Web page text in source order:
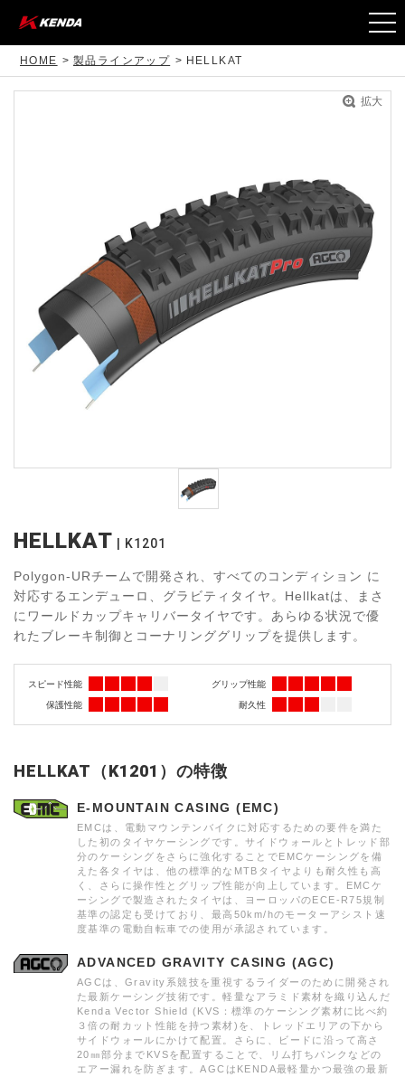
HOME 製品ラインアップ HELLKAT
拡大
HELLKAT K1201
Polygon-URチームで開発され、すべてのコンディション に
対応するエンデューロ、グラビティタイヤ。Hellkatは、まさ
にワールドカップキャリバータイヤです。あらゆる状況で優
れたブレーキ制御とコーナリンググリップを提供します。
スピード性能 グリップ性能
保護性能 耐久性
HELLKAT（K1201）の特徴
E-MOUNTAIN CASING (EMC)
EMCは、電動マウンテンバイクに対応するための要件を満た
した初のタイヤケーシングです。サイドウォールとトレッド部
分のケーシングをさらに強化することでEMCケーシングを備
えた各タイヤは、他の標準的なMTBタイヤよりも耐久性も高
く、さらに操作性とグリップ性能が向上しています。EMCケ
ーシングで製造されたタイヤは、ヨーロッパのECE-R75規制
基準の認定も受けており、最高50km/hのモーターアシスト速
度基準の電動自転車での使用が承認されています。
ADVANCED GRAVITY CASING (AGC)
AGCは、Gravity系競技を重視するライダーのために開発され
た最新ケーシング技術です。軽量なアラミド素材を織り込んだ
Kenda Vector Shield (KVS：標準のケーシング素材に比べ約
３倍の耐カット性能を持つ素材)を、トレッドエリアの下から
サイドウォールにかけて配置。さらに、ビードに沿って高さ
20㎜部分までKVSを配置することで、リム打ちパンクなどの
エアー漏れを防ぎます。AGCはKENDA最軽量かつ最強の最新